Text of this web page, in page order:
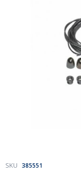
Skip
SKU 385551